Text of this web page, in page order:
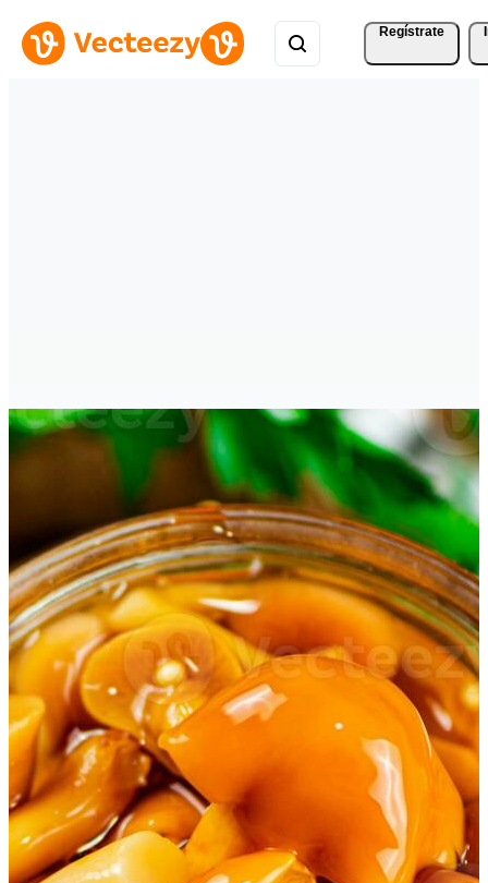
Regístrate